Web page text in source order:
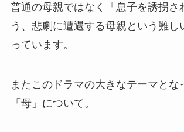
普通の母親ではなく「息子を誘拐さ
う、悲劇に遭遇する母親という難し
っています。
またこのドラマの大きなテーマとな
「母」について。